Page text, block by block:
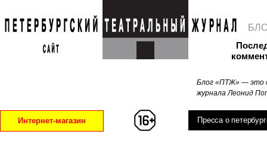
Блог «ПТЖ» — это
журнала Леонид
Интернет-магазин Пресса о